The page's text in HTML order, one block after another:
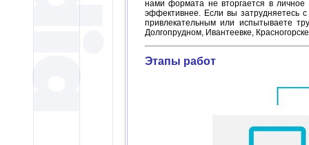
нами формата не вторгается в
эффективнее. Если вы затрудняетесь
привлекательным или испытываете
Долгопрудном, Ивантеевке,
Этапы работ